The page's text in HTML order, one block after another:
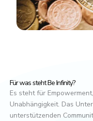
Für was steht Be Infinity?
Es steht für
Unabhängigkeit. Das
unterstützenden